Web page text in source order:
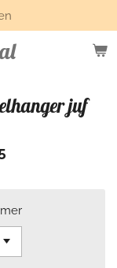
juf